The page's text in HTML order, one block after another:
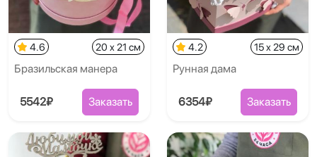
4.6 20 x 21 см
Бразильская манера
5542₽ Заказать
4.2 15 x 29 см
Рунная дама
6354₽ Заказать